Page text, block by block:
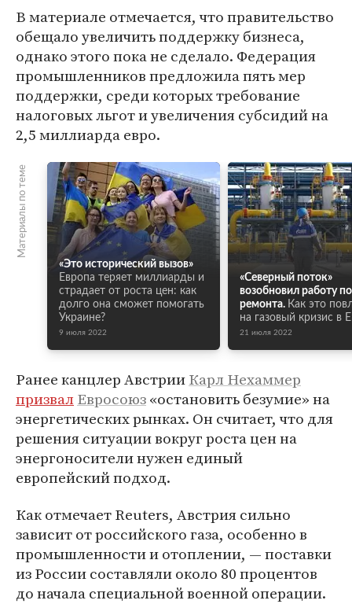
В материале отмечается, что правительство
обещало увеличить поддержку бизнеса,
однако этого пока не сделало. Федерация
промышленников предложила пять мер
поддержки, среди которых требование
налоговых льгот и увеличения субсидий на
2,5 миллиарда евро.
Материалы по теме
«Это исторический вызов»
Европа теряет миллиарды и
страдает от роста цен: как
долго она сможет помогать
Украине?
9 июля 2022
«Северный поток»
возобновил работу
ремонта. Как это
на газовый кризис в
21 июля 2022
Ранее канцлер АвстрииКарл Нехаммер
призвалЕвросоюз«остановить безумие» на
энергетических рынках. Он считает, что для
решения ситуации вокруг роста цен на
энергоносители нужен единый
европейский подход.
Как отмечает Reuters, Австрия сильно
зависит от российского газа, особенно в
промышленности и отоплении, — поставки
из России составляли около 80 процентов
до начала специальной военной операции.